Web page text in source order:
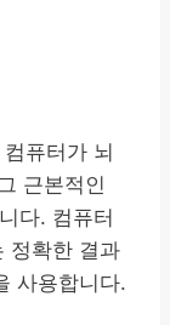
퓨터가 뇌
근본적인
다. 컴퓨터
정확한 결과
사용합니다.